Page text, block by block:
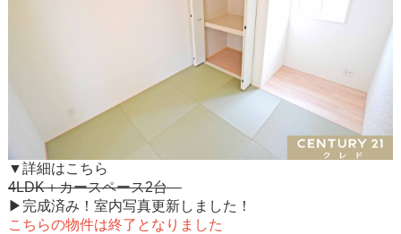
▼詳細はこちら
4LDK＋カースペース2台
▶完成済み！室内写真更新しました！
こちらの物件は終了となりました